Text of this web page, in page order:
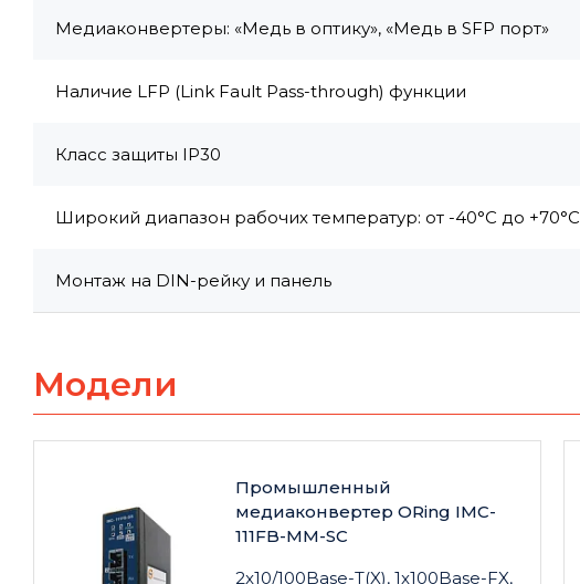
Медиаконвертеры: «Медь в оптику», «Медь в SFP порт»
Наличие LFP (Link Fault Pass-through) функции
Класс защиты IP30
Широкий диапазон рабочих температур: от -40°C до +70°C
Монтаж на DIN-рейку и панель
Модели
Промышленный
медиаконвертер ORing IMC-
111FB-MM-SC
2x10/100Base-T(X), 1x100Base-FX,